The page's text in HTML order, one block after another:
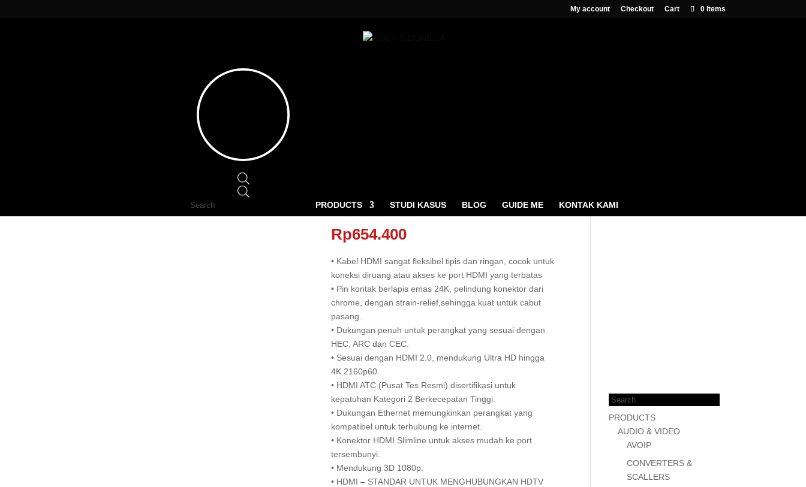
My account Checkout Cart 0 Items
search
PRODUCTS STUDI KASUS BLOG GUIDE ME KONTAK KAMI
HDMI / KABEL SLIM HDMI 2.0 HIGH SPEED, MICRO HDMI TO HDMI, CROMO 3M
CROMO 3M
Rp654.400
• Kabel HDMI sangat fleksibel tipis dan ringan, cocok untuk
koneksi diruang atau akses ke port HDMI yang terbatas
• Pin kontak berlapis emas 24K, pelindung konektor dari
chrome, dengan strain-relief,sehingga kuat untuk cabut
pasang.
• Dukungan penuh untuk perangkat yang sesuai dengan
HEC, ARC dan CEC.
• Sesuai dengan HDMI 2.0, mendukung Ultra HD hingga
4K 2160p60.
• HDMI ATC (Pusat Tes Resmi) disertifikasi untuk
kepatuhan Kategori 2 Berkecepatan Tinggi.
• Dukungan Ethernet memungkinkan perangkat yang
kompatibel untuk terhubung ke internet.
• Konektor HDMI Slimline untuk akses mudah ke port
tersembunyi.
• Mendukung 3D 1080p.
• HDMI – STANDAR UNTUK MENGHUBUNGKAN HDTV
Cart
search
PRODUCTS
AUDIO & VIDEO
AVOIP
CONVERTERS &
SCALLERS